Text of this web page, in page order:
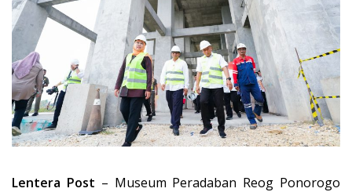
Lentera Post – Museum Peradaban Reog Ponorogo